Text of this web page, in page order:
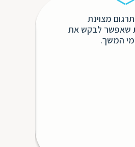
מצוינת
שאפשר לבקש את
המשך.